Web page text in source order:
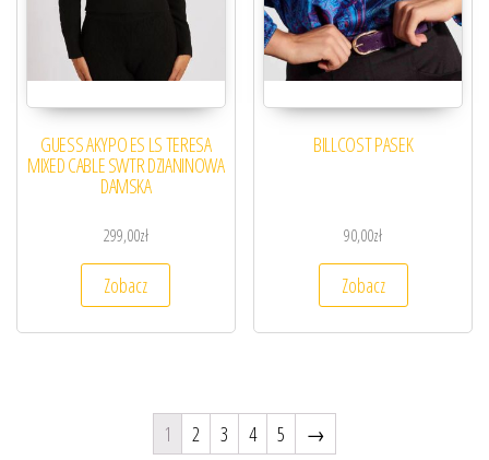
GUESS ΑΚΥΡΟ ES LS TERESA
MIXED CABLE SWTR DZIANINOWA
DAMSKA
299,00zł
Zobacz
BILLCOST PASEK
90,00zł
Zobacz
1 2 3 4 5 →